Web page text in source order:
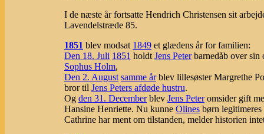
I de næste år fortsatte Hendrich Christensen sit
Lavendelstræde 85.
1851 blev modsat 1849 et glædens år for familien:
Den 18. Juli 1851 holdt Jens Peterbarnedåb over sin
Sophus Holm,
Den 2. August samme årblev lillesøster Margrethe
bror til Jens Peters afdøde hustru.
Og den 31. Decemberblev Jens Peteromsider gift
Hansine Henriette. Nu kunne Olines børn
Cathrine har ment om tilstanden, melder historien